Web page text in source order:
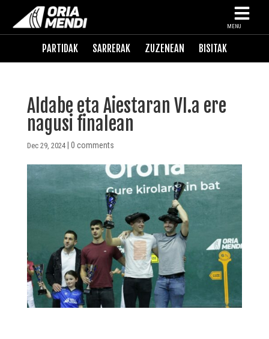
MENU
PARTIDAK SARRERAK ZUZENEAN BISITAK
Aldabe eta Aiestaran VI.a ere
nagusi finalean
Dec 29, 2024| 0 comments